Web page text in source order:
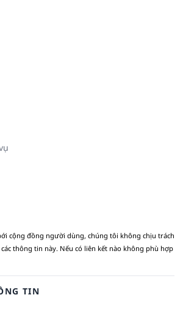
cộng đồng người dùng, chúng tôi không chịu trách
thông tin này. Nếu có liên kết nào không phù hợp
TIN